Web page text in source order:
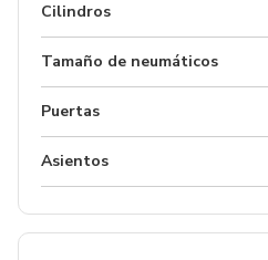
Cilindros
Tamaño de neumáticos
Puertas
Asientos